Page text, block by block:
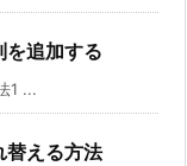
追加する
1 ...
える方法